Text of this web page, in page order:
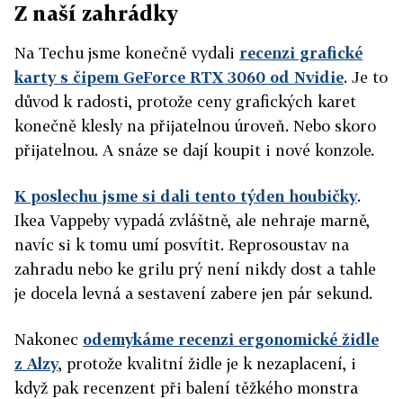
Z naší zahrádky
Na Techu jsme konečně vydali recenzi grafické
karty s čipem GeForce RTX 3060 od Nvidie. Je to
důvod k radosti, protože ceny grafických karet
konečně klesly na přijatelnou úroveň. Nebo skoro
přijatelnou. A snáze se dají koupit i nové konzole.
K poslechu jsme si dali tento týden houbičky.
Ikea Vappeby vypadá zvláštně, ale nehraje marně,
navíc si k tomu umí posvítit. Reprosoustav na
zahradu nebo ke grilu prý není nikdy dost a tahle
je docela levná a sestavení zabere jen pár sekund.
Nakonec odemykáme recenzi ergonomické židle
z Alzy, protože kvalitní židle je k nezaplacení, i
když pak recenzent při balení těžkého monstra